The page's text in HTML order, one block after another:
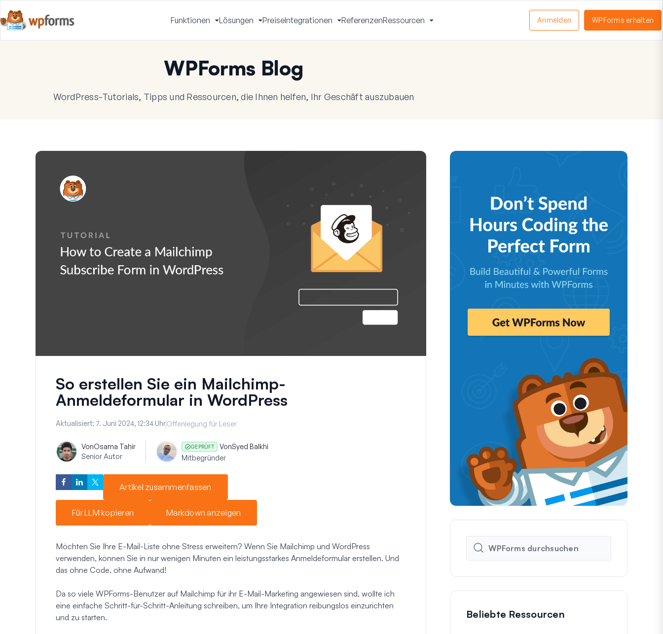
Funktionen
Menü
umschalten
Lösungen
Menü
umschalten
PreiseIntegrationen
Menü
umschalten
ReferenzenRessourcen
umschalten
Anmelden WPForms erhalten
WPForms Blog
WordPress-Tutorials, Tipps und Ressourcen, die Ihnen helfen, Ihr Geschäft auszubauen
So erstellen Sie ein Mailchimp-
Anmeldeformular in WordPress
Aktualisiert: 7. Juni 2024, 12:34 UhrOffenlegung für Leser
VonOsama Tahir
Senior Autor
GEPRÜFT VonSyed Balkhi
Mitbegründer
Artikel zusammenfassen
Für LLM kopieren Markdown anzeigen
Möchten Sie Ihre E-Mail-Liste ohne Stress erweitern? Wenn Sie Mailchimp und WordPress
verwenden, können Sie in nur wenigen Minuten ein leistungsstarkes Anmeldeformular erstellen. Und
das ohne Code, ohne Aufwand!
Da so viele WPForms-Benutzer auf Mailchimp für ihr E-Mail-Marketing angewiesen sind, wollte ich
eine einfache Schritt-für-Schritt-Anleitung schreiben, um Ihre Integration reibungslos einzurichten
und zu starten.
Beliebte Ressourcen